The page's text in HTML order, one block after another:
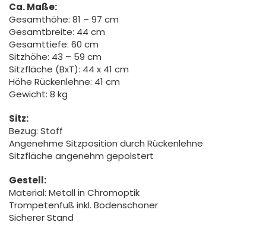
Ca. Maße:
Gesamthöhe: 81 – 97 cm
Gesamtbreite: 44 cm
Gesamttiefe: 60 cm
Sitzhöhe: 43 – 59 cm
Sitzfläche (BxT): 44 x 41 cm
Höhe Rückenlehne: 41 cm
Gewicht: 8 kg
Sitz:
Bezug: Stoff
Angenehme Sitzposition durch Rückenlehne
Sitzfläche angenehm gepolstert
Gestell:
Material: Metall in Chromoptik
Trompetenfuß inkl. Bodenschoner
Sicherer Stand